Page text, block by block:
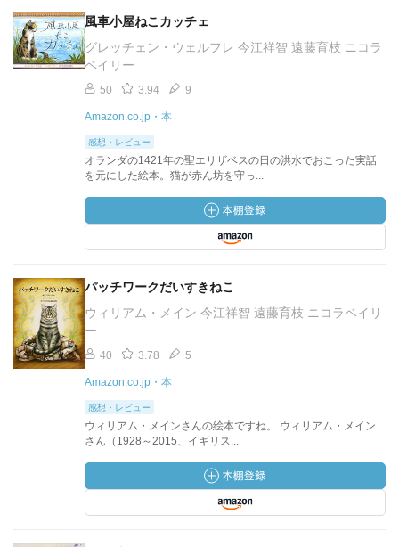
風車小屋ねこカッチェ
グレッチェン・ウェルフレ 今江祥智 遠藤育枝 ニコラ
ベイリー
50 3.94 9
Amazon.co.jp・本
感想・レビュー
オランダの1421年の聖エリザベスの日の洪水でおこった実話
を元にした絵本。猫が赤ん坊を守っ...
パッチワークだいすきねこ
ウィリアム・メイン 今江祥智 遠藤育枝 ニコラベイリ
ー
40 3.78 5
Amazon.co.jp・本
感想・レビュー
ウィリアム・メインさんの絵本ですね。 ウィリアム・メイン
さん（1928～2015、イギリス...